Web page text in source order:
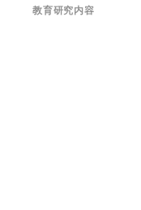
教育研究内容